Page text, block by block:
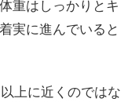
重はしっかりとキ
実に進んでいると
上に近くのではな